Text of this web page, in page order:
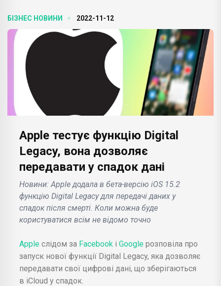
БІЗНЕС НОВИНИ 2022-11-12
Apple тестує функцію Digital
Legacy, вона дозволяє
передавати у спадок дані
Новини: Apple додала в бета-версію iOS 15.2
функцію Digital Legacy для передачі даних у
спадок після смерті. Коли можна буде
користуватися всім не відомо точно
Apple слідом за Facebook і Google розповіла про
запуск нової функції Digital Legacy, яка дозволяє
передавати свої цифрові дані, що зберігаються
в iCloud у спадок.